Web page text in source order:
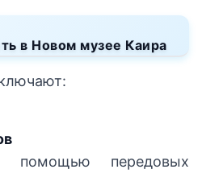
в Новом музее Каира
помощью передовых